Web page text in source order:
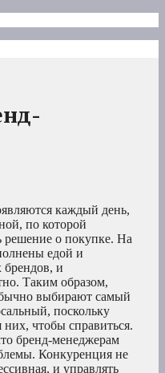
каждый день,
по которой
решение о покупке. На
едой и
брендов, и
Таким образом,
выбирают самый
поскольку
чтобы справиться.
бренд-менеджерам
Конкуренция не
и управлять